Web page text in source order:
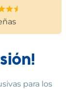
para los